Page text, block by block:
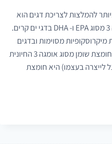
להמלצות לצריכת דגים הוא
הימצאות של חומצות שומן אומגה 3 מסוג EPA ו- DHA בדגי ים קרים.
מסוימות ובדגים
האוכלים אצות אלו. יחד עם זאת, חומצת שומן מסוג אומגה 3 החיונית
לייצרה בעצמו) היא חומצת